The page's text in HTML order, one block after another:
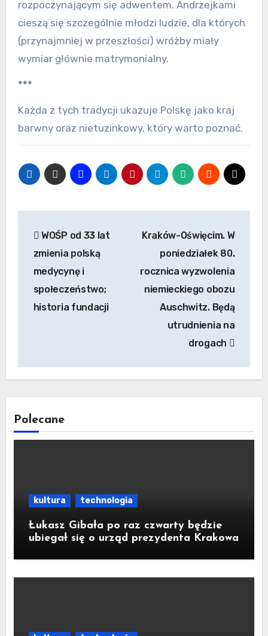
rozpoczynającym się adwentem. Andrzejkami
cieszą się szczególnie młodzi ludzie, dla których
(przynajmniej w przeszłości) wróżby miały
wymiar głównie matrymonialny.
***
Każda z tych tradycji ukazuje Polskę jako kraj
barwny oraz nietuzinkowy, który warto poznać.
wpisu
WOŚP od 33 lat
zmienia polską
medycynę i
społeczeństwo;
historia fundacji
Kraków-Oświęcim. W
poniedziałek 80.
rocznica wyzwolenia
niemieckiego obozu
Auschwitz. Będą
utrudnienia na
drogach
Polecane
kultura technologia
Łukasz Gibała po raz czwarty będzie
ubiegał się o urząd prezydenta Krakowa